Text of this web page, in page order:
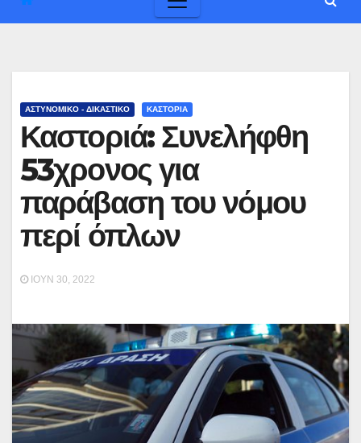
ΑΣΤΥΝΟΜΙΚΟ - ΔΙΚΑΣΤΙΚΟ ΚΑΣΤΟΡΙΑ
Καστοριά: Συνελήφθη
53χρονος για
παράβαση του νόμου
περί όπλων
ΙΟΎΝ 30, 2022